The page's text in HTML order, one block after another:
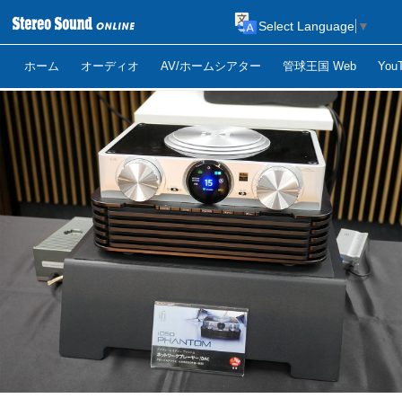
ホーム オーディオ AV/ホームシアター 管球王国 Web
Select Language ▼